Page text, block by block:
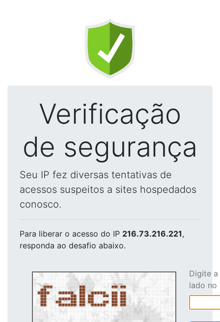
Verificação
de segurança
Seu IP fez diversas tentativas de
acessos suspeitos a sites hospedados
conosco.
Para liberar o acesso do IP 216.73.216.221,
responda ao desafio abaixo.
Digite
lado no